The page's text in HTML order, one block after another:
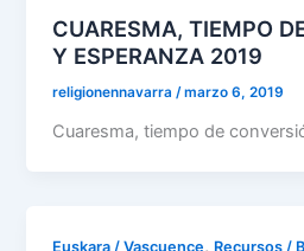
CUARESMA, TIEMPO
Y ESPERANZA 2019
religionennavarra/marzo 6, 2019
Cuaresma, tiempo de
Euskara / Vascuence, Recursos /